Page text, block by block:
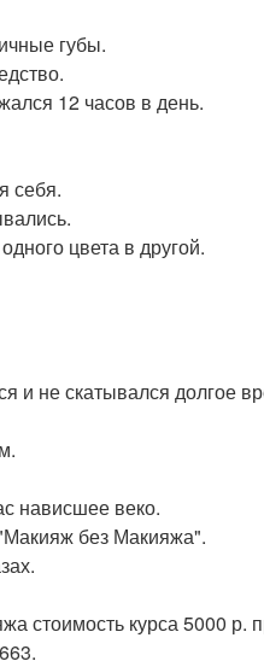
губы.
12 часов в день.
себя.
цвета в другой.
и не скатывался долгое
нависшее веко.
без Макияжа".
стоимость курса 5000 р.